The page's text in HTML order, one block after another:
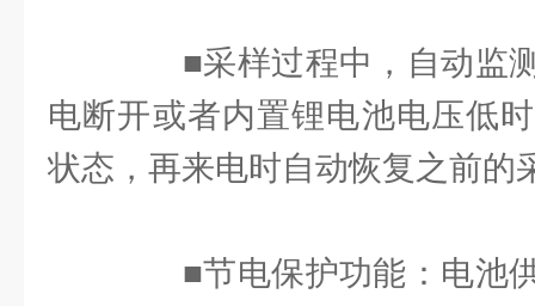
■采样过程中，自动监测
电断开或者内置锂电池电压低
状态，再来电时自动恢复之前的
■节电保护功能：电池供